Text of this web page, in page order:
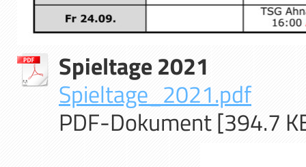
Spieltage 2021
Spieltage_2021.pdf
PDF-Dokument [394.7